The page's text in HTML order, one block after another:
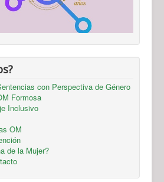
con Perspectiva de Género
Formosa
Inclusivo
OM
de la Mujer?